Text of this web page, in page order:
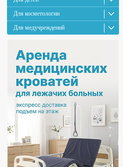
Для косметологии
Для медучреждений